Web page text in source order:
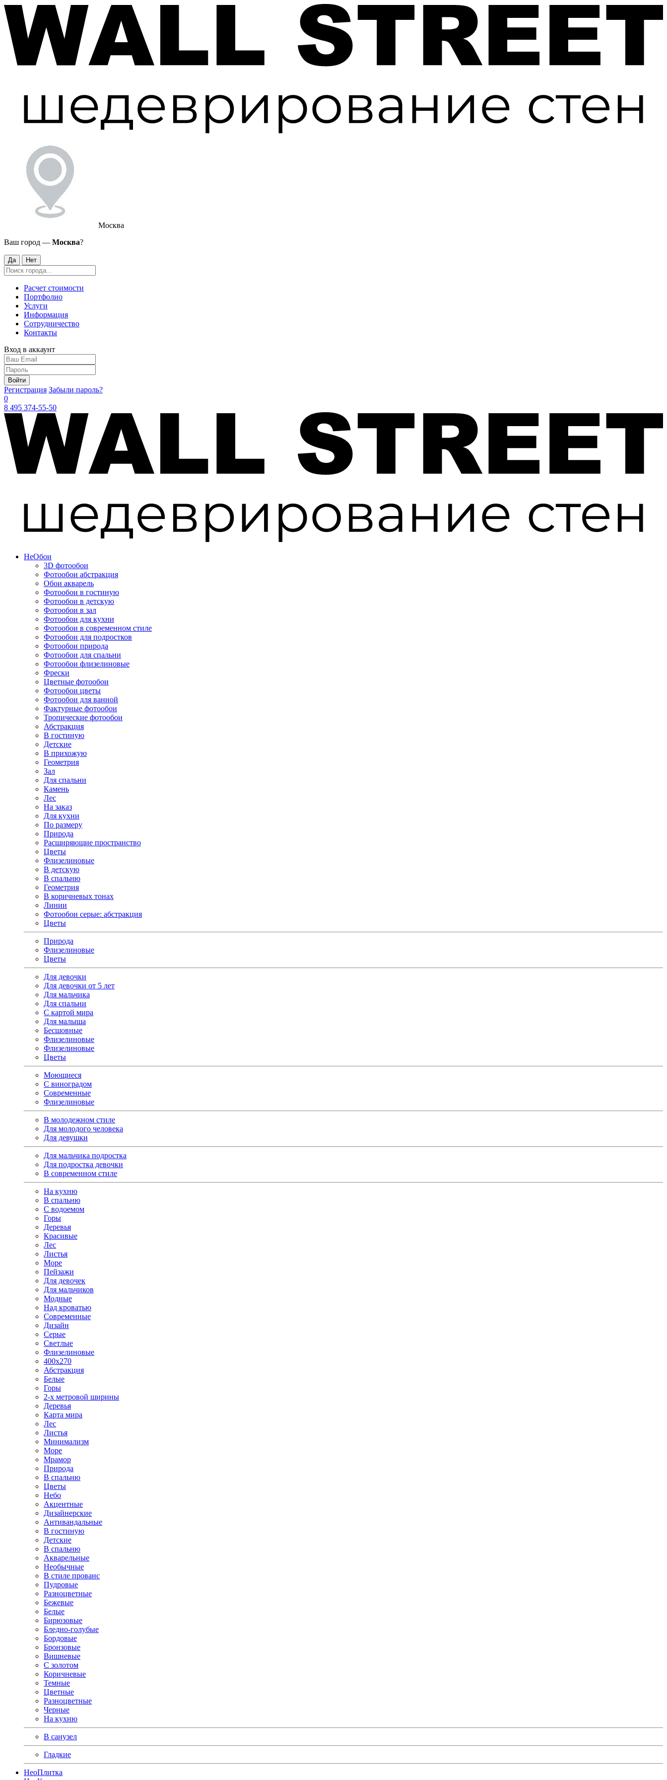
Москва
Ваш город — Москва?
Да Нет
Расчет стоимости
Портфолио
Услуги
Информация
Сотрудничество
Контакты
Вход в аккаунт
Войти
Регистрация Забыли пароль?
0
8 495 374-55-50
НеОбои
3D фотообои
Фотообои абстракция
Обои акварель
Фотообои в гостиную
Фотообои в детскую
Фотообои в зал
Фотообои для кухни
Фотообои в современном стиле
Фотообои для подростков
Фотообои природа
Фотообои для спальни
Фотообои флизелиновые
Фрески
Цветные фотообои
Фотообои цветы
Фотообои для ванной
Фактурные фотообои
Тропические фотообои
Абстракция
В гостиную
Детские
В прихожую
Геометрия
Зал
Для спальни
Камень
Лес
На заказ
Для кухни
По размеру
Природа
Расширяющие пространство
Цветы
Флизелиновые
В детскую
В спальню
Геометрия
В коричневых тонах
Линии
Фотообои серые: абстракция
Цветы
Природа
Флизелиновые
Цветы
Для девочки
Для девочки от 5 лет
Для мальчика
Для спальни
С картой мира
Для малыша
Бесшовные
Флизелиновые
Флизелиновые
Цветы
Моющиеся
С виноградом
Современные
Флизелиновые
В молодежном стиле
Для молодого человека
Для девушки
Для мальчика подростка
Для подростка девочки
В современном стиле
На кухню
В спальню
С водоемом
Горы
Деревья
Красивые
Лес
Листья
Море
Пейзажи
Для девочек
Для мальчиков
Модные
Над кроватью
Современные
Дизайн
Серые
Светлые
Флизелиновые
400х270
Абстракция
Белые
Горы
2-х метровой ширины
Деревья
Карта мира
Лес
Листья
Минимализм
Море
Мрамор
Природа
В спальню
Цветы
Небо
Акцентные
Дизайнерские
Антивандальные
В гостиную
Детские
В спальню
Акварельные
Необычные
В стиле прованс
Пудровые
Разноцветные
Бежевые
Белые
Бирюзовые
Бледно-голубые
Бордовые
Бронзовые
Вишневые
С золотом
Коричневые
Темные
Цветные
Разноцветные
Черные
На кухню
В санузел
Гладкие
НеоПлитка